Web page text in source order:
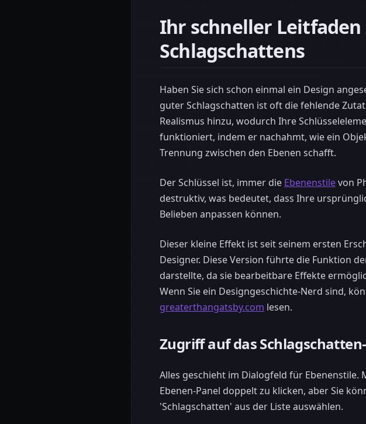
Ihr schneller
Schlagschattens
Haben Sie sich schon einmal ein Design
guter Schlagschatten ist oft die fehlende
Realismus hinzu, wodurch Ihre
funktioniert, indem er nachahmt, wie ein
Trennung zwischen den Ebenen schafft.
Der Schlüssel ist, immer die Ebenenstilevon
destruktiv, was bedeutet, dass Ihre
Belieben anpassen können.
Dieser kleine Effekt ist seit seinem ersten
Designer. Diese Version führte die Funktion
darstellte, da sie bearbeitbare Effekte
Wenn Sie ein Designgeschichte-Nerd sind,
greaterthangatsby.com lesen.
Zugriff auf das
Alles geschieht im Dialogfeld für Ebenenstile.
Ebenen-Panel doppelt zu klicken, aber Sie
'Schlagschatten' aus der Liste auswählen.